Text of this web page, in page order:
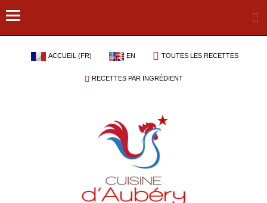
ACCUEIL (FR) EN TOUTES LES RECETTES
RECETTES PAR INGRÉDIENT